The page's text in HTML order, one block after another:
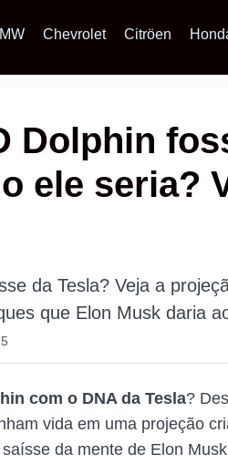
Chevrolet Citröen
Dolphin
ele seria?
da Tesla? Veja a
que Elon Musk daria
com o DNA da Tesla?
vida em uma projeção
da mente de Elon